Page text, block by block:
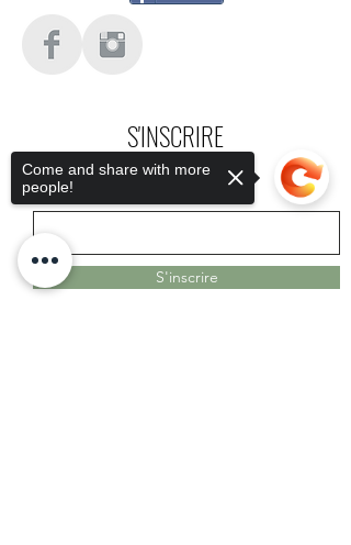
S'INSCRIRE
Saisissez votre e-mail ici
S'inscrire
Come and share with more
people!